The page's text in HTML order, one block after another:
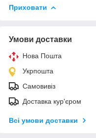
Приховати
Умови доставки
Нова Пошта
Укрпошта
Самовивіз
Доставка кур'єром
Всі умови доставки